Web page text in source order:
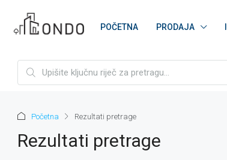
POČETNA PRODAJA
Početna Rezultati pretrage
Rezultati pretrage